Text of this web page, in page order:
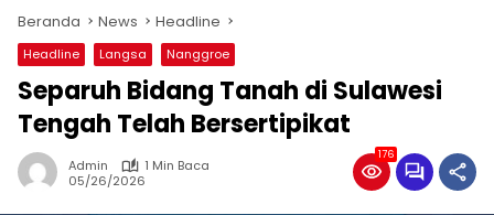
Beranda News Headline
Headline Langsa Nanggroe
Separuh Bidang Tanah di Sulawesi
Tengah Telah Bersertipikat
Admin
1 Min Baca
05/26/2026
176